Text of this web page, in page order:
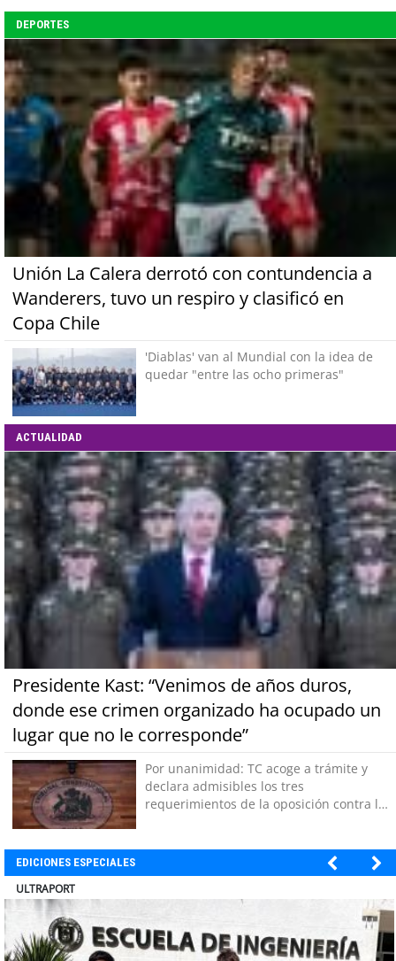
DEPORTES
Unión La Calera derrotó con contundencia a
Wanderers, tuvo un respiro y clasificó en
Copa Chile
'Diablas' van al Mundial con la idea de
quedar "entre las ocho primeras"
ACTUALIDAD
Presidente Kast: “Venimos de años duros,
donde ese crimen organizado ha ocupado un
lugar que no le corresponde”
Por unanimidad: TC acoge a trámite y
declara admisibles los tres
requerimientos de la oposición contra la
EDICIONES ESPECIALES
BANCO DE CHILE